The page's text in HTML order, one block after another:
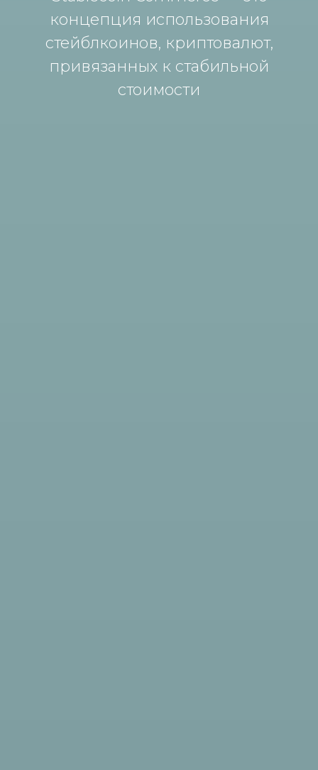
концепция использования
стейблкоинов, криптовалют,
привязанных к стабильной
стоимости